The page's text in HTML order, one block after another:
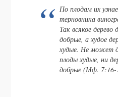
По плодам их
терновника
Так всякое
добрые, а худое
худые. Не может
плоды худые, ни
добрые (Мф. 7:16-